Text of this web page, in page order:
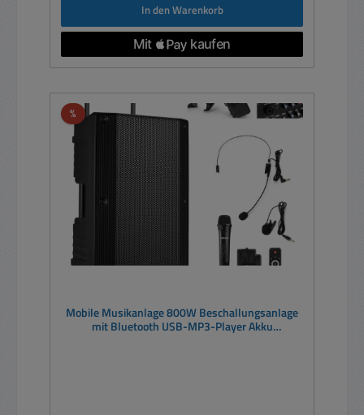
In den Warenkorb
%Rabatt
Mobile Musikanlage 800W Beschallungsanlage
mit Bluetooth USB-MP3-Player Akku